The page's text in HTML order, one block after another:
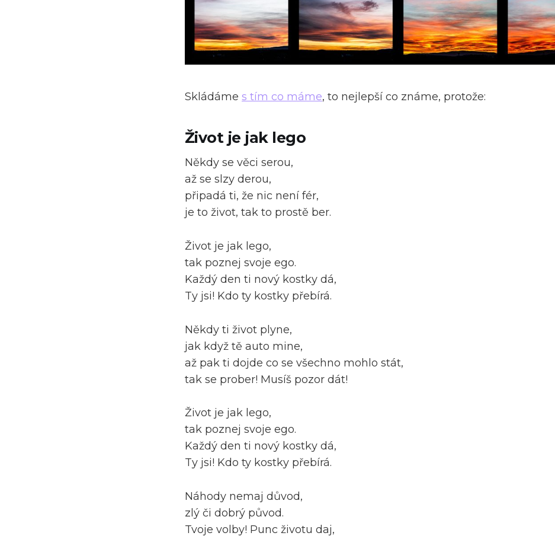
Skládáme s tím co máme, to nejlepší co známe, protože:
Život je jak lego
Někdy se věci serou,
až se slzy derou,
připadá ti, že nic není fér,
je to život, tak to prostě ber.
Život je jak lego,
tak poznej svoje ego.
Každý den ti nový kostky dá,
Ty jsi! Kdo ty kostky přebírá.
Někdy ti život plyne,
jak když tě auto mine,
až pak ti dojde co se všechno mohlo stát,
tak se prober! Musíš pozor dát!
Život je jak lego,
tak poznej svoje ego.
Každý den ti nový kostky dá,
Ty jsi! Kdo ty kostky přebírá.
Náhody nemaj důvod,
zlý či dobrý původ.
Tvoje volby! Punc životu daj,